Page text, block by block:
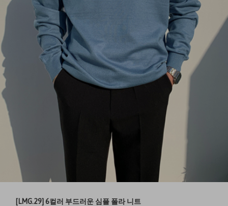
[LMG.29] 6컬러 부드러운 심플 폴라 니트